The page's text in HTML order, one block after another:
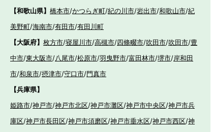
【和歌山県】 橋本市/かつらぎ町/紀の川市/岩出市/和歌山市/紀
美野町/海南市/有田市/有田川町
【大阪府】 枚方市/寝屋川市/高槻市/四條畷市/吹田市/吹田市/豊
中市/東大阪市/八尾市/松原市/羽曳野市/富田林市/堺市/岸和田
市/和泉市/摂津市/守口市/門真市
【兵庫県】
姫路市/神戸市/神戸市北区/神戸市灘区/神戸市中央区/神戸市兵
庫区/神戸市長田区/神戸市須磨区/神戸市垂水区/神戸市西区/神